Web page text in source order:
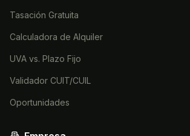
Tasación Gratuita
Calculadora de Alquiler
UVA vs. Plazo Fijo
Validador CUIT/CUIL
Oportunidades